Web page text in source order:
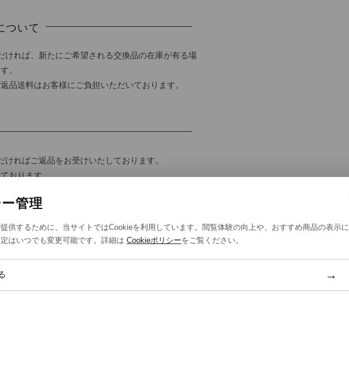
ついて
ければ、新たにご希望される交換品の在庫が有る場
。
品送料はお客様にご負担いただいております。
ればご返品をお受けいたしております。
おります。
ます。
US STYLING CONTACT
管理
供するために、当サイトではCookieを利用しています。閲覧体験の向上や、おすすめ商品の表示に
はいつでも変更可能です。詳細は Cookieポリシーをご覧ください。
→